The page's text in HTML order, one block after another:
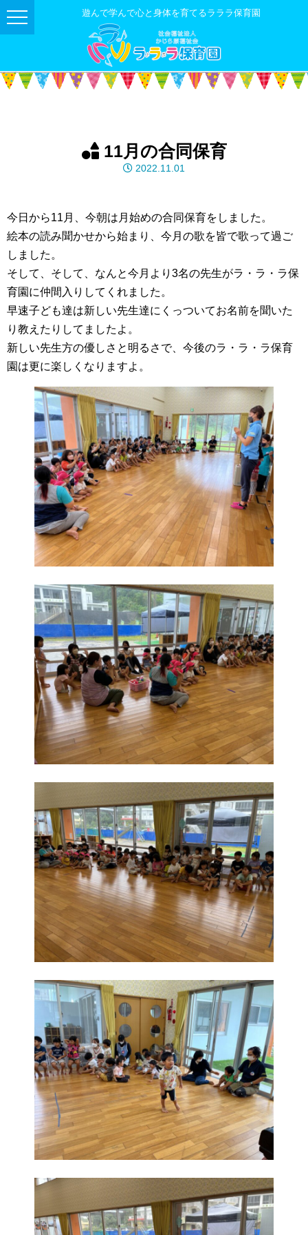
遊んで学んで心と身体を育てるラララ保育園
11月の合同保育
2022.11.01
今日から11月、今朝は月始めの合同保育をしました。
絵本の読み聞かせから始まり、今月の歌を皆で歌って過ご
しました。
そして、そして、なんと今月より3名の先生がラ・ラ・ラ保
育園に仲間入りしてくれました。
早速子ども達は新しい先生達にくっついてお名前を聞いた
り教えたりしてましたよ。
新しい先生方の優しさと明るさで、今後のラ・ラ・ラ保育
園は更に楽しくなりますよ。